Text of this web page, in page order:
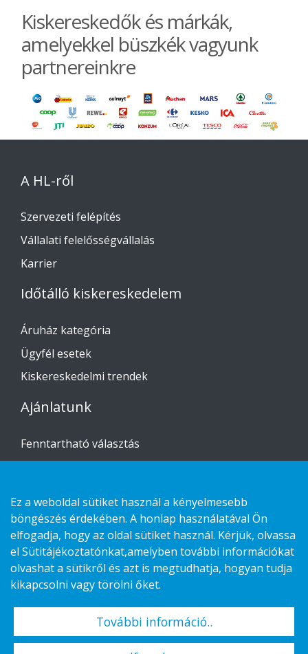
Kiskereskedők és márkák,
amelyekkel büszkék vagyunk
partnereinkre
A HL-ről
Szervezeti felépítés
Vállalati felelősségvállalás
Karrier
Időtálló kiskereskedelem
Áruház kategória
Ügyfél esetek
Kiskereskedelmi trendek
Ajánlatunk
Fenntartható választás
Lépjen kapcsolatba velünk
Adatvédelmi nyilatkozat
Cookies
Ez a weboldal sütiket használ a kényelmesebb
böngészés érdekében. A honlap használatával Ön
elfogadja, hogy az oldal sütiket használ. Kérjük, olvassa
el Sütitájékoztatónkat,amelyben további információkat
olvashat a sütikről és azt is megtudhatja, hogyan tudja
kikapcsolni vagy törölni őket.
További információ..